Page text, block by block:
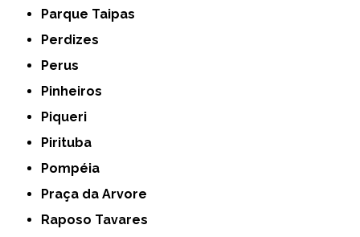
Parque Taipas
Perdizes
Perus
Pinheiros
Piqueri
Pirituba
Pompéia
Praça da Arvore
Raposo Tavares